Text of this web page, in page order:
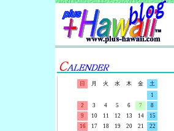
日 月 火 水 木 金
土
1
2
3 4 5 6 7
8
9
10 11 12 13 14
15
16
17 18 19 20 21
22